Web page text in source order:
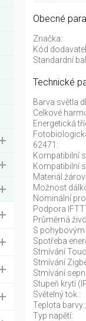
Obecné
Značka:
Kód
Standardní
Technické
Barva světla
Celkové
Energetická
62471:
Kompatibilní
Kompatibilní
Materiál
Možnost
Nominální
Podpora
Průměrná
S
Spotřeba
Stmívání
Stmívání
Stmívání
Stupeň krytí
Světelný tok.:
Teplota barvy.:
Typ napětí: